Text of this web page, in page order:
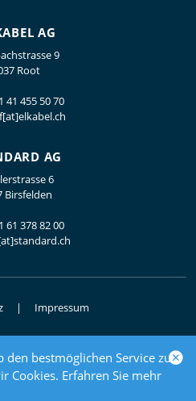
den bestmöglichen Service zu
Cookies. Erfahren Sie mehr
AG
9
Root
41 455 50 70
AG
6
Birsfelden
61 378 82 00
Impressum
by polynorm